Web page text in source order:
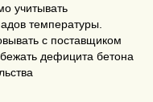
учитывать
температуры.
с поставщиком
дефицита бетона